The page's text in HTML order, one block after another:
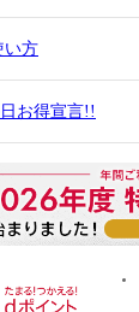
い方
お得宣言!!